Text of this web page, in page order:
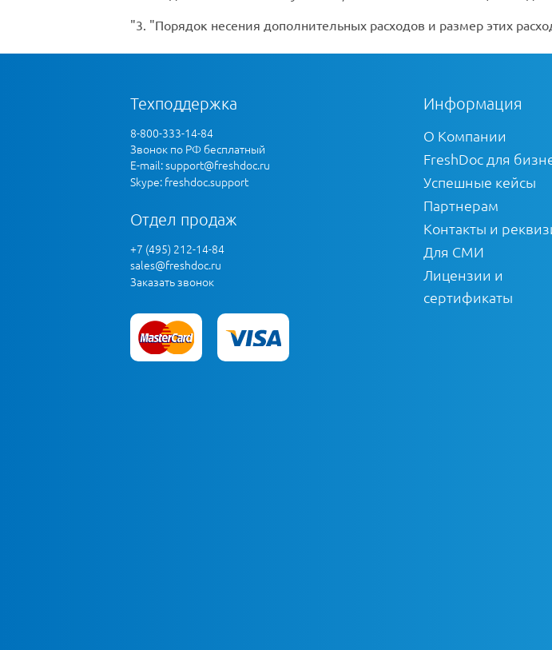
3.
Порядок несения дополнительных расходов и размер этих
Техподдержка
8-800-333-14-84
Звонок по РФ бесплатный
E-mail:support@freshdoc.ru
Skype: freshdoc.support
Отдел продаж
+7 (495) 212-14-84
sales@freshdoc.ru
Заказать звонок
Информация
О Компании
FreshDoc для
Успешные кейсы
Партнерам
Контакты и
Для СМИ
Лицензии и
сертификаты